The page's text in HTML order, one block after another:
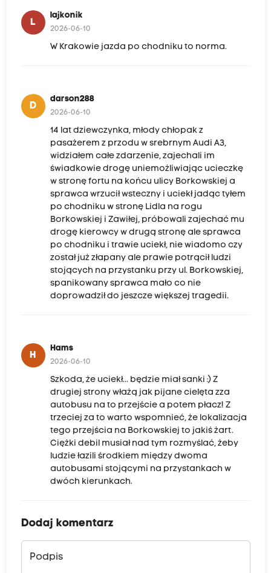
L
lajkonik
2026-06-10
W Krakowie jazda po chodniku to norma.
D
darson288
2026-06-10
14 lat dziewczynka, młody chłopak z
pasażerem z przodu w srebrnym Audi A3,
widziałem całe zdarzenie, zajechali im
świadkowie drogę uniemożliwiając ucieczkę
w stronę fortu na końcu ulicy Borkowskiej a
sprawca wrzucił wsteczny i uciekł jadąc tyłem
po chodniku w stronę Lidla na rogu
Borkowskiej i Zawiłej, próbowali zajechać mu
drogę kierowcy w drugą stronę ale sprawca
po chodniku i trawie uciekł, nie wiadomo czy
został już złapany ale prawie potrącił ludzi
stojących na przystanku przy ul. Borkowskiej,
spanikowany sprawca mało co nie
doprowadził do jeszcze większej tragedii.
H
Hams
2026-06-10
Szkoda, że uciekł... będzie miał sanki :) Z
drugiej strony włażą jak pijane cielęta zza
autobusu na to przejście a potem płacz! Z
trzeciej za to warto wspomnieć, że lokalizacja
tego przejścia na Borkowskiej to jakiś żart.
Ciężki debil musiał nad tym rozmyślać, żeby
ludzie łazili środkiem między dwoma
autobusami stojącymi na przystankach w
dwóch kierunkach.
Dodaj komentarz
Podpis